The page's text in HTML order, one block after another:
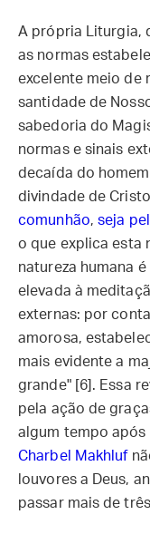
A própria Liturgia,
as normas
excelente meio de
santidade de
sabedoria do
normas e sinais
decaída do
divindade de
comunhão,seja
o que explica esta
natureza humana
elevada à
externas: por
amorosa,
mais evidente a
grande" [6]. Essa
pela ação de
algum tempo
Charbel Makhluf
louvores a Deus,
passar mais de